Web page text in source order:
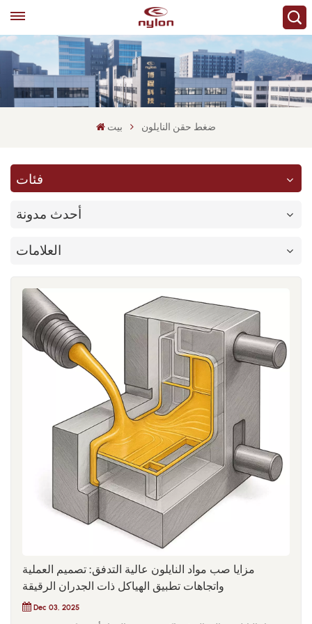
بيت ضغط حقن النايلون
فئات
أحدث مدونة
العلامات
مزايا صب مواد النايلون عالية التدفق: تصميم العملية
واتجاهات تطبيق الهياكل ذات الجدران الرقيقة
Dec 03, 2025